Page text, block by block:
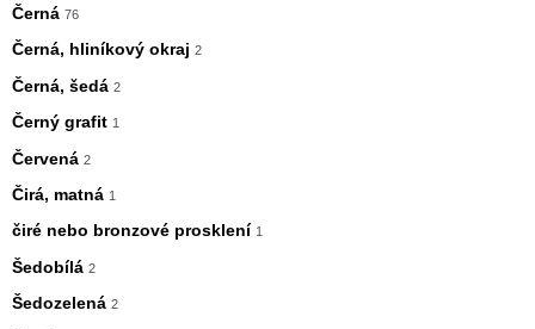
Černá 76
Černá, hliníkový okraj 2
Černá, šedá 2
Černý grafit 1
Červená 2
Čirá, matná 1
čiré nebo bronzové prosklení 1
Šedobílá 2
Šedozelená 2